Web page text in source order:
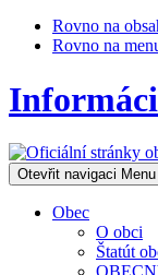
Rovno na
Rovno na
Otevřit navigaci Menu
Obec
O obci
Štatút